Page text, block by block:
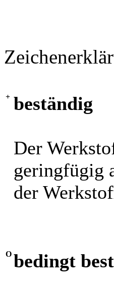
+ beständig
Der
geringfügig
der
O bedingt